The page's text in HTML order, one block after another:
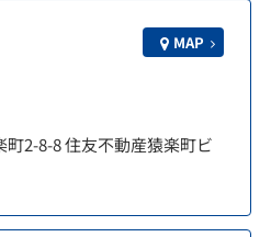
MAP
2-8-8 住友不動産猿楽町ビ